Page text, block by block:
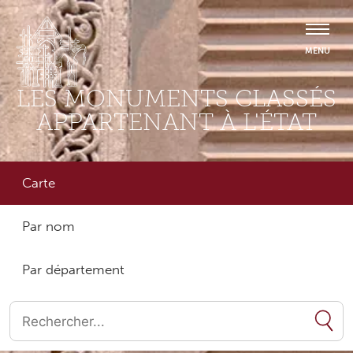
LES MONUMENTS CLASSÉS
APPARTENANT À L'ÉTAT
Carte
Par nom
Par département
Quand les résultats de l'auto-complétion sont disponibles,